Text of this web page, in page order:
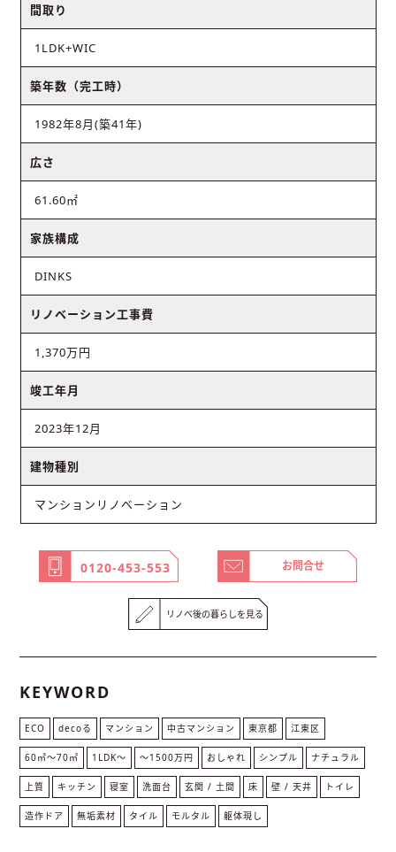
間取り
1LDK+WIC
築年数（完工時）
1982年8月(築41年)
広さ
61.60㎡
家族構成
DINKS
リノベーション工事費
1,370万円
竣工年月
2023年12月
建物種別
マンションリノベーション
0120-453-553 お問合せ
リノベ後の暮らしを見る
KEYWORD
ECO decoる マンション 中古マンション 東京都 江東区
60㎡〜70㎡ 1LDK〜 ～1500万円 おしゃれ シンプル ナチュラル
上質 キッチン 寝室 洗面台 玄関 / 土間 床 壁 / 天井 トイレ
造作ドア 無垢素材 タイル モルタル 躯体現し